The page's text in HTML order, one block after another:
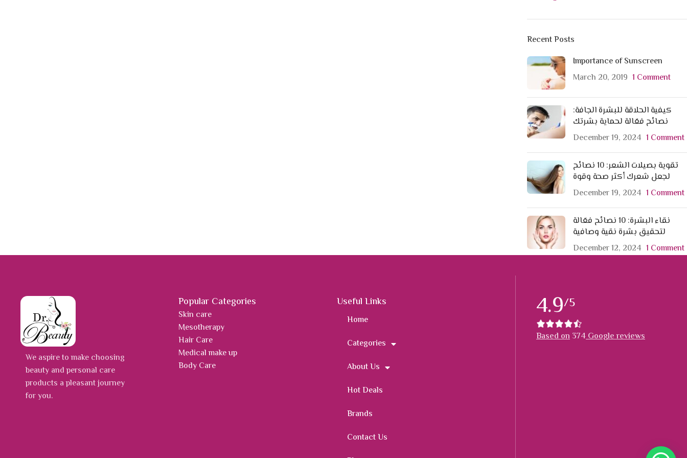
Recent Posts
Importance of Sunscreen
March 20, 2019 1 Comment
كيفية الحلاقة للبشرة الجافة:
نصائح فعّالة لحماية بشرتك
December 19, 2024 1 Comment
تقوية بصيلات الشعر: 10 نصائح
لجعل شعرك أكثر صحة وقوة
December 19, 2024 1 Comment
نقاء البشرة: 10 نصائح فعّالة
لتحقيق بشرة نقية وصافية
December 12, 2024 1 Comment
We aspire to make choosing
beauty and personal care
products a pleasant journey
for you.
Popular Categories
Skin care
Mesotherapy
Hair Care
Medical make up
Body Care
Useful Links
Home
Categories
About Us
Hot Deals
Brands
Contact Us
4.9/5
Based on 374Google reviews